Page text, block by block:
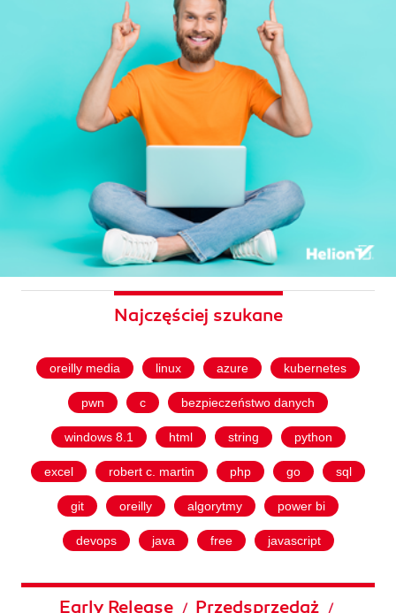
Najczęściej szukane
oreilly media linux azure kubernetes
pwn c bezpieczeństwo danych
windows 8.1 html string python
excel robert c. martin php go sql
git oreilly algorytmy power bi
devops java free javascript
Early Release / Przedsprzedaż /